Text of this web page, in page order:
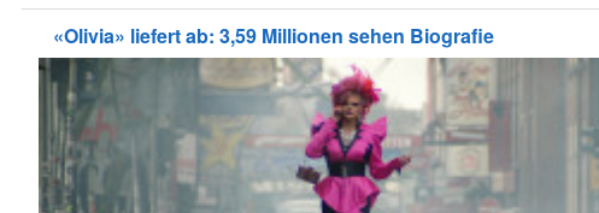
«Olivia» liefert ab: 3,59 Millionen sehen Biografie